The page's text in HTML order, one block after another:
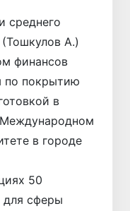
среднего
А.)
финансов
по покрытию
в
в городе
50
для сферы